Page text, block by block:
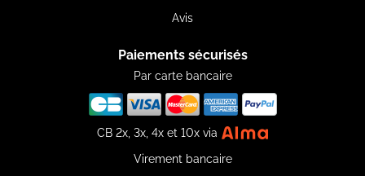
Avis
Paiements sécurisés
Par carte bancaire
CB 2x, 3x, 4x et 10x via
Virement bancaire